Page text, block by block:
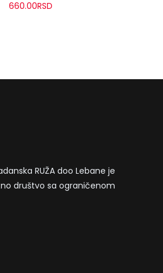
660.00RSD
RUŽA doo Lebane je
društvo sa ograničenom